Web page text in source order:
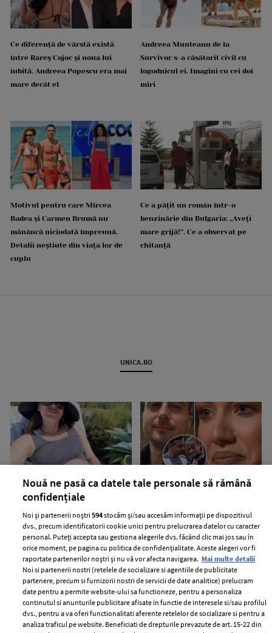
Ce diferență de vârstă există
între Rareș Cojoc și noua lui
iubită. Andreea Popescu era mai
mare decât el
Andreea Munteanu de la
Survivor s-a căsătorit civil cu
logodnicul ei. Imagini cu cei doi
miri
Motivul pentru care Mircea
Badea și Carmen Brumă nu
mănâncă niciodată împreună.
Detalii neștiute din viața lor de
cuplu
Ce a pățit un român într-o
benzinărie din Bulgaria: „Aveți
mare grijă!”. Ce a observat pe
chitanță
UNICA.RO
„Surioara e pe drum!” :o Wooow,
ce veste!! E oficial! Îndrăgita
vedetă e din nou însărcinată, la
40 de ani! Uite ce frumos a
anunțat!
„Nu mi-e jenă să o spun cu voce
s-au liniștit apele între Codruța
Filip și Valentin Sanfira,
cântăreața a decis să spună tot
adevărul despre mariajul ei
eșuat
Nouă ne pasă ca datele tale personale să rămână
confidențiale
Noi și partenerii noștri594stocăm și/sau accesăm informații pe dispozitivul
dvs., precum identificatorii cookie unici pentru prelucrarea datelor cu caracter
personal. Puteți accepta sau gestiona alegerile dvs. făcând clic mai jos sau în
orice moment, pe pagina cu politica de confidențialitate. Aceste alegeri vor fi
raportate partenerilor noștri și nu vă vor afecta navigarea. Mai multe detalii
Noi si partenerii nostri (retelele de socializare si agentiile de publicitate
partenere, precum si furnizorii nostri de servicii de date analitice) prelucram
date pentru a permite website-ului sa functioneze, pentru a personaliza
continutul si anunturile publicitare afisate in functie de interesele si/sau profilul
dvs., pentru a va oferi functionalitati aferente retelelor de socializare si pentru a
analiza traficul pe website. Beneficiati de drepturile prevazute de art. 15-22 din